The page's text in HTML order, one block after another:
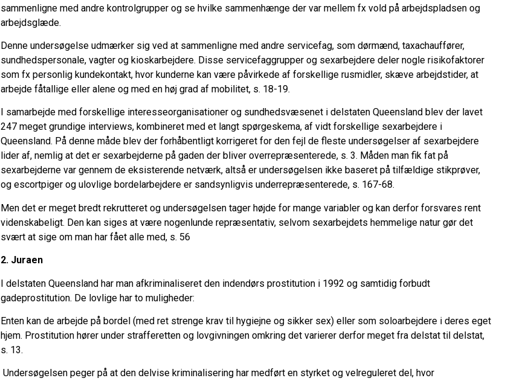
sammenligne med andre kontrolgrupper og se hvilke sammenhænge der var mellem fx vold på arbejdspladsen og
arbejdsglæde.
Denne undersøgelse udmærker sig ved at sammenligne med andre servicefag, som dørmænd, taxachauffører,
sundhedspersonale, vagter og kioskarbejdere. Disse servicefaggrupper og sexarbejdere deler nogle risikofaktorer
som fx personlig kundekontakt, hvor kunderne kan være påvirkede af forskellige rusmidler, skæve arbejdstider, at
arbejde fåtallige eller alene og med en høj grad af mobilitet, s. 18-19.
I samarbejde med forskellige interesseorganisationer og sundhedsvæsenet i delstaten Queensland blev der lavet
247 meget grundige interviews, kombineret med et langt spørgeskema, af vidt forskellige sexarbejdere i
Queensland. På denne måde blev der forhåbentligt korrigeret for den fejl de fleste undersøgelser af sexarbejdere
lider af, nemlig at det er sexarbejderne på gaden der bliver overrepræsenterede, s. 3. Måden man fik fat på
sexarbejderne var gennem de eksisterende netværk, altså er undersøgelsen ikke baseret på tilfældige stikprøver,
og escortpiger og ulovlige bordelarbejdere er sandsynligvis underrepræsenterede, s. 167-68.
Men det er meget bredt rekrutteret og undersøgelsen tager højde for mange variabler og kan derfor forsvares rent
videnskabeligt. Den kan siges at være nogenlunde repræsentativ, selvom sexarbejdets hemmelige natur gør det
svært at sige om man har fået alle med, s. 56
2. Juraen
I delstaten Queensland har man afkriminaliseret den indendørs prostitution i 1992 og samtidig forbudt
gadeprostitution. De lovlige har to muligheder:
Enten kan de arbejde på bordel (med ret strenge krav til hygiejne og sikker sex) eller som soloarbejdere i deres eget
hjem. Prostitution hører under strafferetten og lovgivningen omkring det varierer derfor meget fra delstat til delstat,
s. 13.
Undersøgelsen peger på at den delvise kriminalisering har medført en styrket og velreguleret del, hvor